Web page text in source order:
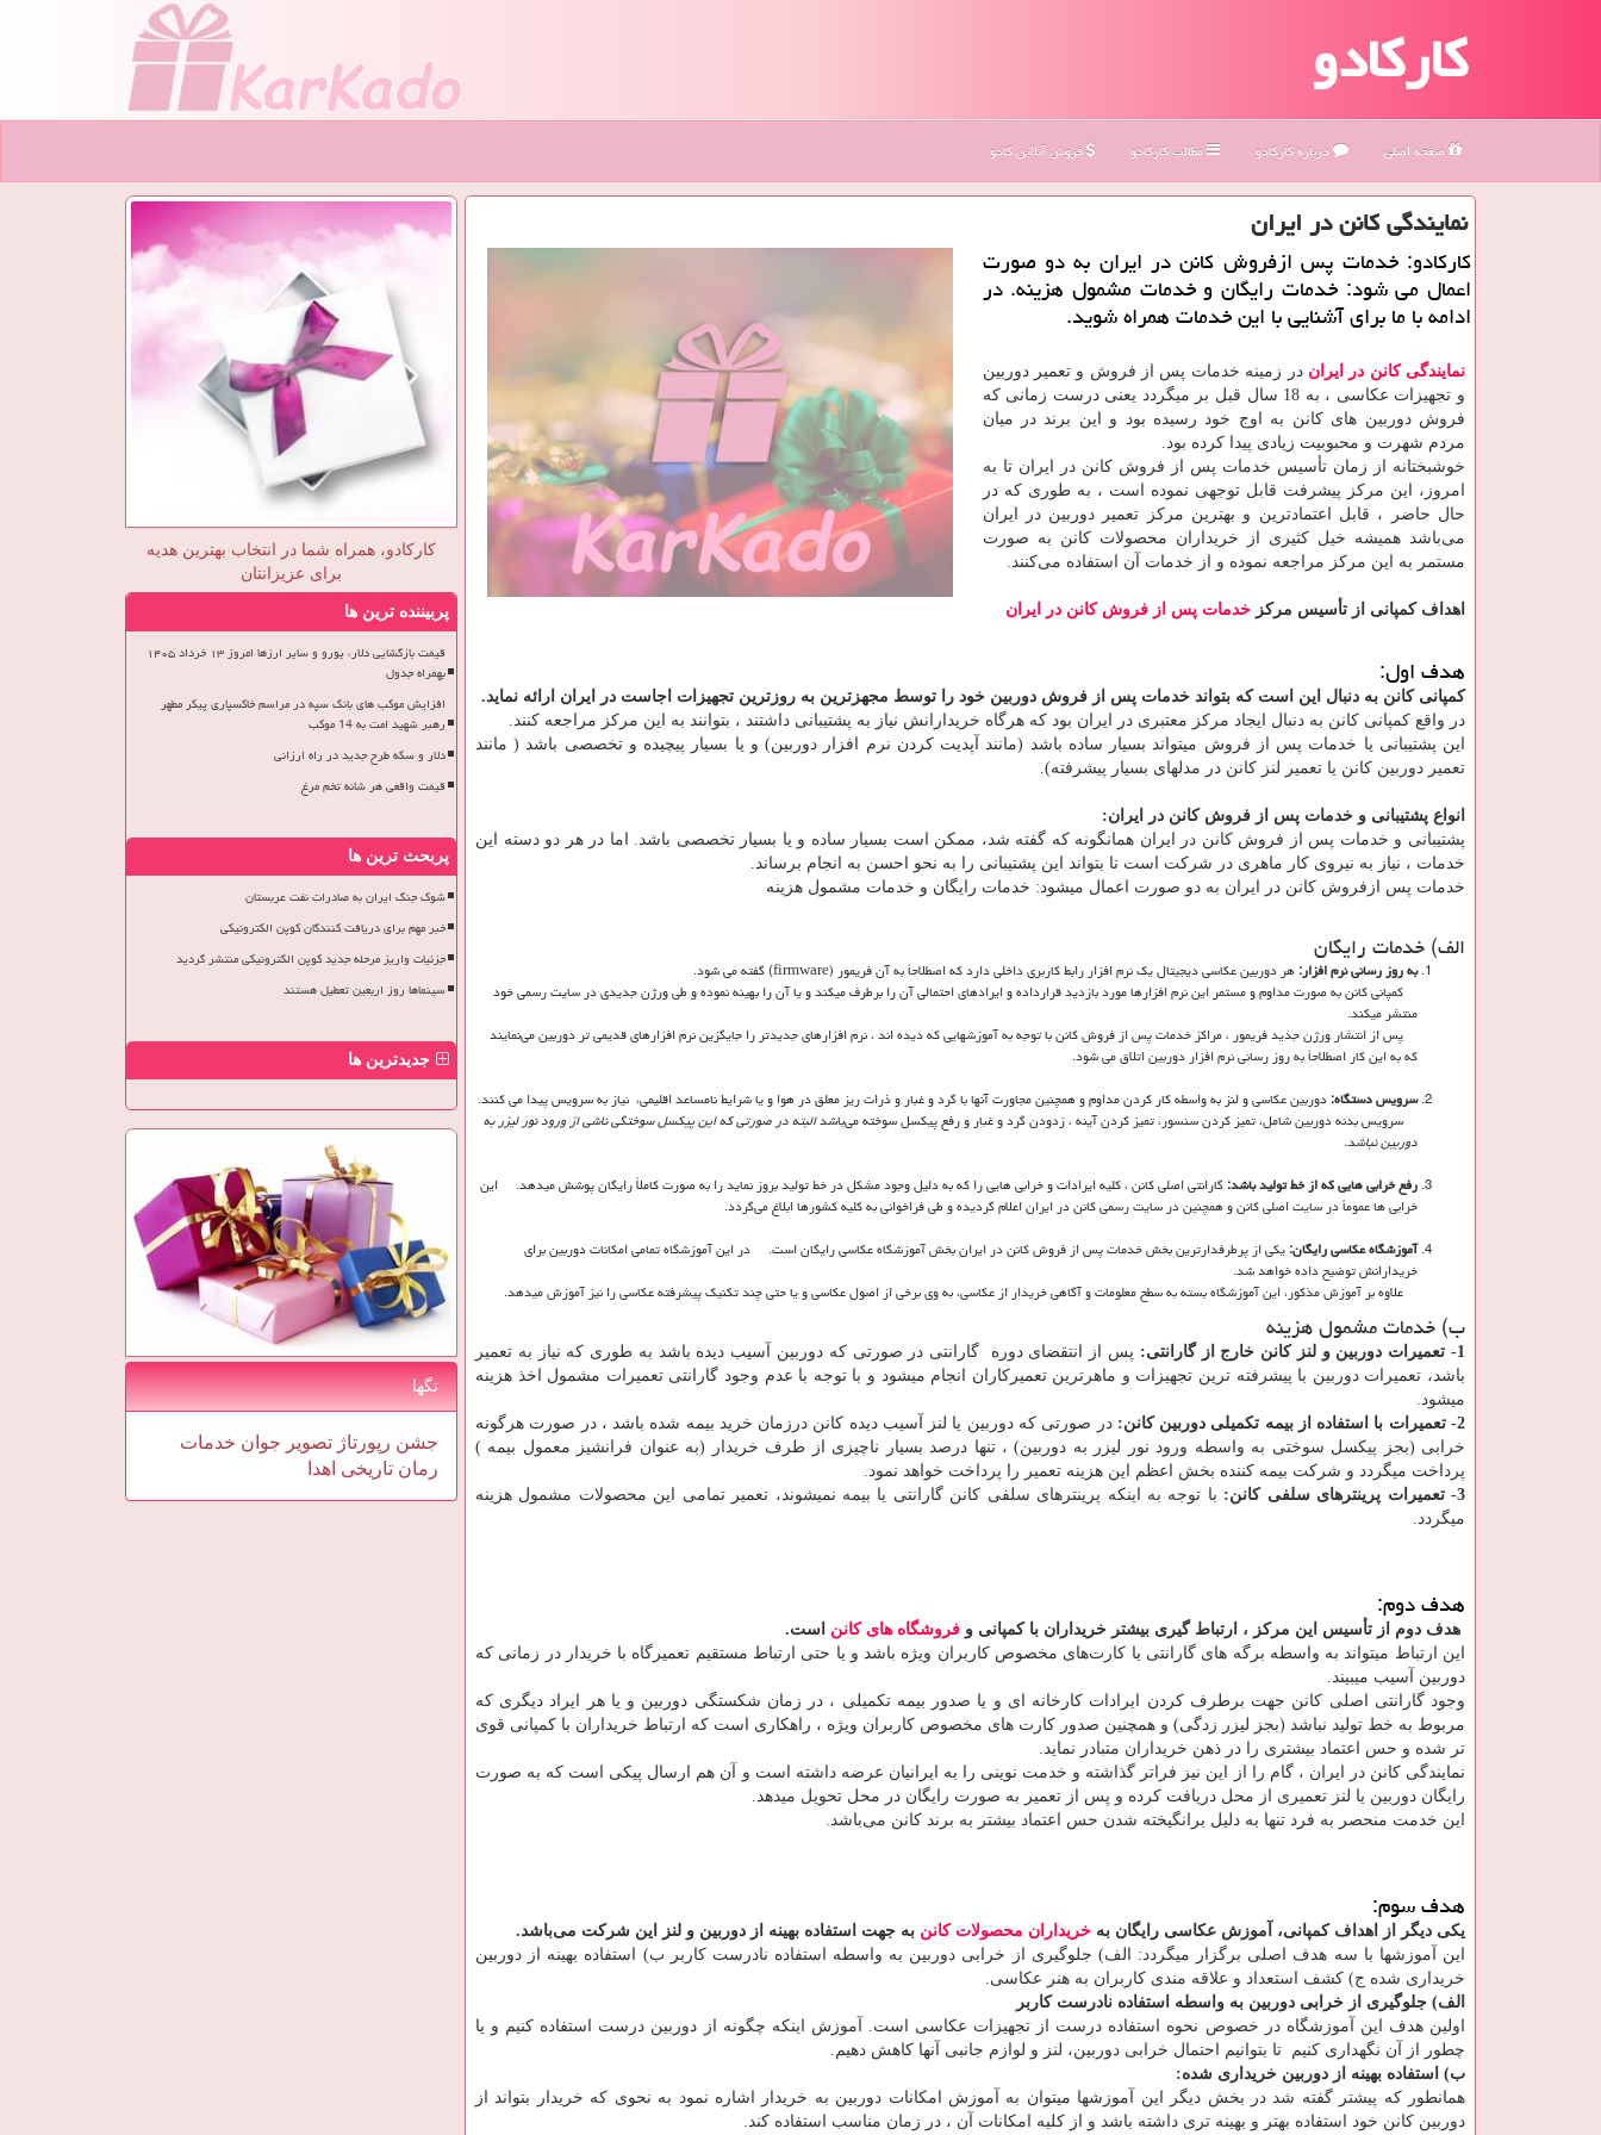
کارکادو
صفحه اصلی درباره كاركادو مطالب كاركادو فروش آنلاین کادو
نمایندگی كانن در ایران
كاركادو: خدمات پس ازفروش كانن در ایران به دو صورت
اعمال می شود: خدمات رایگان و خدمات مشمول هزینه. در
ادامه با ما برای آشنایی با این خدمات همراه شوید.
نمایندگی کانن در ایران در زمینه خدمات پس از فروش و تعمیر دوربین
و تجهیزات عکاسی ، به 18 سال قبل بر میگردد یعنی درست زمانی که
فروش دوربین های کانن به اوج خود رسیده بود و این برند در میان
مردم شهرت و محبوبیت زیادی پیدا کرده بود.
خوشبختانه از زمان تأسیس خدمات پس از فروش کانن در ایران تا به
امروز، این مرکز پیشرفت قابل توجهی نموده است ، به طوری که در
حال حاضر ، قابل اعتمادترین و بهترین مرکز تعمیر دوربین در ایران
می‌باشد همیشه خیل کثیری از خریداران محصولات کانن به صورت
مستمر به این مرکز مراجعه نموده و از خدمات آن استفاده می‌کنند.
اهداف کمپانی از تأسیس مرکز خدمات پس از فروش کانن در ایران
هدف اول:
کمپانی کانن به دنبال این است که بتواند خدمات پس از فروش دوربین خود را توسط مجهزترین به روزترین تجهیزات اجاست در ایران ارائه نماید.
در واقع کمپانی کانن به دنبال ایجاد مرکز معتبری در ایران بود که هرگاه خریدارانش نیاز به پشتیبانی داشتند ، بتوانند به این مرکز مراجعه کنند.
این پشتیبانی یا خدمات پس از فروش میتواند بسیار ساده باشد (مانند آپدیت کردن نرم افزار دوربین) و یا بسیار پیچیده و تخصصی باشد ( مانند
تعمیر دوربین کانن یا تعمیر لنز کانن در مدلهای بسیار پیشرفته).
انواع پشتیبانی و خدمات پس از فروش کانن در ایران:
پشتیبانی و خدمات پس از فروش کانن در ایران همانگونه که گفته شد، ممکن است بسیار ساده و یا بسیار تخصصی باشد. اما در هر دو دسته این
خدمات ، نیاز به نیروی کار ماهری در شرکت است تا بتواند این پشتیبانی را به نحو احسن به انجام برساند.
خدمات پس ازفروش کانن در ایران به دو صورت اعمال میشود: خدمات رایگان و خدمات مشمول هزینه
الف) خدمات رایگان
به روز رسانی نرم افزار: هر دوربین عکاسی دیجیتال یک نرم افزار رابط کاربری داخلی دارد که اصطلاحاَ به آن فریمور (firmware) گفته می شود.
کمپانی کانن به صورت مداوم و مستمر این نرم افزارها مورد بازدید قرارداده و ایرادهای احتمالی آن را برطرف میکند و یا آن را بهینه نموده و طی ورژن جدیدی در سایت رسمی خود
منتشر میکند.
پس از انتشار ورژن جدید فریمور ، مراکز خدمات پس از فروش کانن با توجه به آموزشهایی که دیده اند ، نرم افزارهای جدیدتر را جایگزین نرم افزارهای قدیمی تر دوربین می‌نمایند
که به این کار اصطلاحاً به روز رسانی نرم افزار دوربین اتلاق می شود.
سرویس دستگاه:دوربین عکاسی و لنز به واسطه کار کردن مداوم و همچنین مجاورت آنها با گرد و غبار و ذرات ریز معلق در هوا و یا شرایط نامساعد اقلیمی، نیاز به سرویس پیدا می کنند.
سرویس بدنه دوربین شامل، تمیز کردن سنسور، تمیز کردن آینه ، زدودن گرد و غبار و رفع پیکسل سوخته می‌باشدالبته در صورتی که این پیکسل سوختگی ناشی از ورود نور لیزر به
دوربین نباشد.
رفع خرابی هایی که از خط تولید باشد:گارانتی اصلی کانن ، کلیه ایرادات و خرابی هایی را که به دلیل وجود مشکل در خط تولید بروز نماید را به صورت کاملاً رایگان پوشش میدهد. این
خرابی ها عموماً در سایت اصلی کانن و همچنین در سایت رسمی کانن در ایران اعلام گردیده و طی فراخوانی به کلیه کشورها ابلاغ می‌گردد.
آموزشگاه عکاسی رایگان:یکی از پرطرفدارترین بخش خدمات پس از فروش کانن در ایران بخش آموزشگاه عکاسی رایگان است. در این آموزشگاه تمامی امکانات دوربین برای
خریدارانش توضیح داده خواهد شد.
علاوه بر آموزش مذکور، این آموزشگاه بسته به سطح معلومات و آگاهی خریدار از عکاسی، به وی برخی از اصول عکاسی و یا حتی چند تکنیک پیشرفته عکاسی را نیز آموزش میدهد.
ب) خدمات مشمول هزینه
1- تعمیرات دوربین و لنز کانن خارج از گارانتی:
پس از انتقضای دوره گارانتی در صورتی که دوربین آسیب دیده باشد به طوری که نیاز به تعمیر
باشد، تعمیرات دوربین با پیشرفته ترین تجهیزات و ماهرترین تعمیرکاران انجام میشود و با توجه با عدم وجود گارانتی تعمیرات مشمول اخذ هزینه
میشود.
2- تعمیرات با استفاده از بیمه تکمیلی دوربین کانن:
در صورتی که دوربین یا لنز آسیب دیده کانن درزمان خرید بیمه شده باشد ، در صورت هرگونه
خرابی (بجز پیکسل سوختی به واسطه ورود نور لیزر به دوربین) ، تنها درصد بسیار ناچیزی از طرف خریدار (به عنوان فرانشیز معمول بیمه )
پرداخت میگردد و شرکت بیمه کننده بخش اعظم این هزینه تعمیر را پرداخت خواهد نمود.
3- تعمیرات پرینترهای سلفی کانن:
با توجه به اینکه پرینترهای سلفی کانن گارانتی یا بیمه نمیشوند، تعمیر تمامی این محصولات مشمول هزینه
میگردد.
هدف دوم:
هدف دوم از تأسیس این مرکز ، ارتباط گیری بیشتر خریداران با کمپانی و فروشگاه های کانن است.
این ارتباط میتواند به واسطه برگه های گارانتی یا کارت‌های مخصوص کاربران ویژه باشد و یا حتی ارتباط مستقیم تعمیرگاه با خریدار در زمانی که
دوربین آسیب میبیند.
وجود گارانتی اصلی کانن جهت برطرف کردن ایرادات کارخانه ای و یا صدور بیمه تکمیلی ، در زمان شکستگی دوربین و یا هر ایراد دیگری که
مربوط به خط تولید نباشد (بجز لیزر زدگی) و همچنین صدور کارت های مخصوص کاربران ویژه ، راهکاری است که ارتباط خریداران با کمپانی قوی
تر شده و حس اعتماد بیشتری را در ذهن خریداران متبادر نماید.
نمایندگی کانن در ایران ، گام را از این نیز فراتر گذاشته و خدمت نوینی را به ایرانیان عرضه داشته است و آن هم ارسال پیکی است که به صورت
رایگان دوربین یا لنز تعمیری از محل دریافت کرده و پس از تعمیر به صورت رایگان در محل تحویل میدهد.
این خدمت منحصر به فرد تنها به دلیل برانگیخته شدن حس اعتماد بیشتر به برند کانن می‌باشد.
هدف سوم:
یکی دیگر از اهداف کمپانی، آموزش عکاسی رایگان به خریداران محصولات کانن به جهت استفاده بهینه از دوربین و لنز این شرکت می‌باشد.
این آموزشها با سه هدف اصلی برگزار میگردد: الف) جلوگیری از خرابی دوربین به واسطه استفاده نادرست کاربر ب) استفاده بهینه از دوربین
خریداری شده ج) کشف استعداد و علاقه مندی کاربران به هنر عکاسی.
الف) جلوگیری از خرابی دوربین به واسطه استفاده نادرست کاربر
اولین هدف این آموزشگاه در خصوص نحوه استفاده درست از تجهیزات عکاسی است. آموزش اینکه چگونه از دوربین درست استفاده کنیم و یا
چطور از آن نگهداری کنیم تا بتوانیم احتمال خرابی دوربین، لنز و لوازم جانبی آنها کاهش دهیم.
ب) استفاده بهینه از دوربین خریداری شده:
همانطور که پیشتر گفته شد در بخش دیگر این آموزشها میتوان به آموزش امکانات دوربین به خریدار اشاره نمود به نحوی که خریدار بتواند از
دوربین کانن خود استفاده بهتر و بهینه تری داشته باشد و از کلیه امکانات آن ، در زمان مناسب استفاده کند.
کارکادو، همراه شما در انتخاب بهترین هدیه
برای عزیزانتان
پربیننده ترین ها
قیمت بازگشایی دلار، یورو و سایر ارزها امروز ۱۳ خرداد ۱۴۰۵
بهمراه جدول
افزایش موکب های بانک سپه در مراسم خاکسپاری پیکر مطهر
رهبر شهید امت به 14 موکب
دلار و سکه طرح جدید در راه ارزانی
قیمت واقعی هر شانه تخم مرغ
پربحث ترین ها
شوک جنگ ایران به صادرات نفت عربستان
خبر مهم برای دریافت کنندگان کوپن الکترونیکی
جزئیات واریز مرحله جدید کوپن الکترونیکی منتشر گردید
سینماها روز اربعین تعطیل هستند
جدیدترین ها
تگها
جشن رپورتاژ تصویر جوان خدمات
رمان تاریخی اهدا